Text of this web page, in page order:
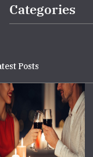
Categories
Posts